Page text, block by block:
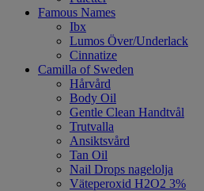
Famous Names
Ibx
Lumos Över/Underlack
Cinnatize
Camilla of Sweden
Hårvård
Body Oil
Gentle Clean Handtvål
Trutvalla
Ansiktsvård
Tan Oil
Nail Drops nagelolja
Väteperoxid H2O2 3%